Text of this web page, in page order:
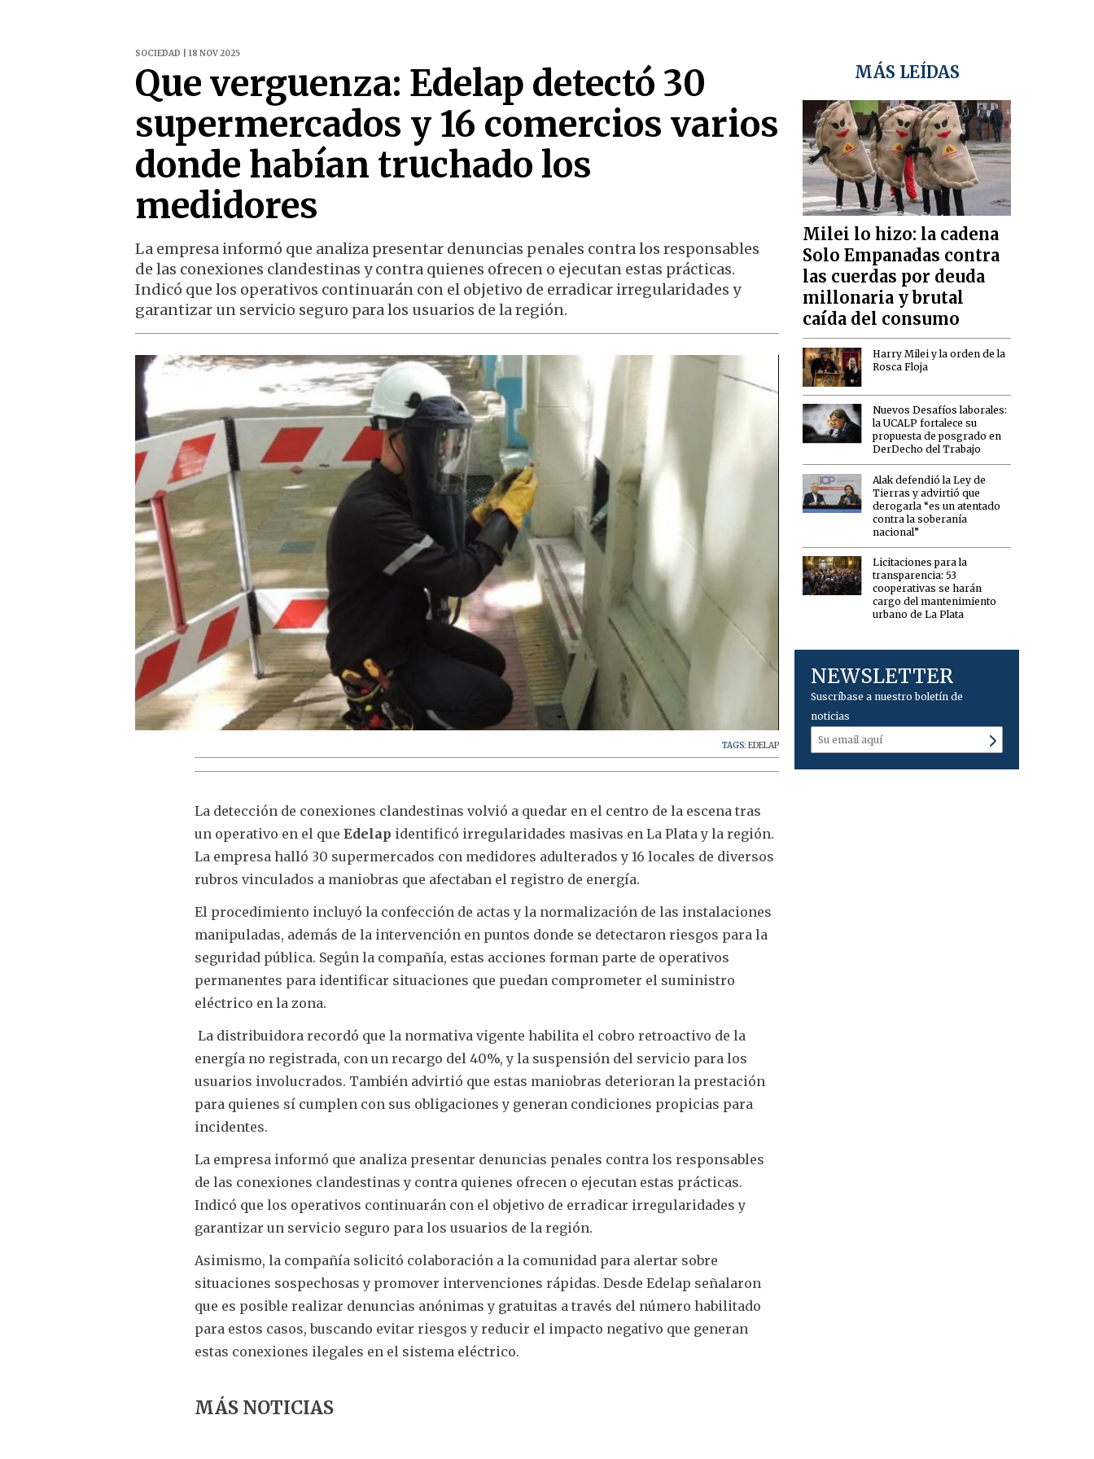
SOCIEDAD | 18 NOV 2025
Que verguenza: Edelap detectó 30
supermercados y 16 comercios varios
donde habían truchado los
medidores
La empresa informó que analiza presentar denuncias penales contra los responsables
de las conexiones clandestinas y contra quienes ofrecen o ejecutan estas prácticas.
Indicó que los operativos continuarán con el objetivo de erradicar irregularidades y
garantizar un servicio seguro para los usuarios de la región.
TAGS:EDELAP
La detección de conexiones clandestinas volvió a quedar en el centro de la escena tras
un operativo en el queEdelap identificó irregularidades masivas en La Plata y la región.
La empresa halló 30 supermercados con medidores adulterados y 16 locales de diversos
rubros vinculados a maniobras que afectaban el registro de energía.
El procedimiento incluyó la confección de actas y la normalización de las instalaciones
manipuladas, además de la intervención en puntos donde se detectaron riesgos para la
seguridad pública. Según la compañía, estas acciones forman parte de operativos
permanentes para identificar situaciones que puedan comprometer el suministro
eléctrico en la zona.
La distribuidora recordó que la normativa vigente habilita el cobro retroactivo de la
energía no registrada, con un recargo del 40%, y la suspensión del servicio para los
usuarios involucrados. También advirtió que estas maniobras deterioran la prestación
para quienes sí cumplen con sus obligaciones y generan condiciones propicias para
incidentes.
La empresa informó que analiza presentar denuncias penales contra los responsables
de las conexiones clandestinas y contra quienes ofrecen o ejecutan estas prácticas.
Indicó que los operativos continuarán con el objetivo de erradicar irregularidades y
garantizar un servicio seguro para los usuarios de la región.
Asimismo, la compañía solicitó colaboración a la comunidad para alertar sobre
situaciones sospechosas y promover intervenciones rápidas. Desde Edelap señalaron
que es posible realizar denuncias anónimas y gratuitas a través del número habilitado
para estos casos, buscando evitar riesgos y reducir el impacto negativo que generan
estas conexiones ilegales en el sistema eléctrico.
MÁS NOTICIAS
MÁS LEÍDAS
Milei lo hizo: la cadena
Solo Empanadas contra
las cuerdas por deuda
millonaria y brutal
caída del consumo
Harry Milei y la orden de la
Rosca Floja
Nuevos Desafíos laborales:
la UCALP fortalece su
propuesta de posgrado en
DerDecho del Trabajo
Alak defendió la Ley de
Tierras y advirtió que
derogarla “es un atentado
contra la soberanía
nacional”
Licitaciones para la
transparencia: 53
cooperativas se harán
cargo del mantenimiento
urbano de La Plata
NEWSLETTER
Suscríbase a nuestro boletín de
noticias